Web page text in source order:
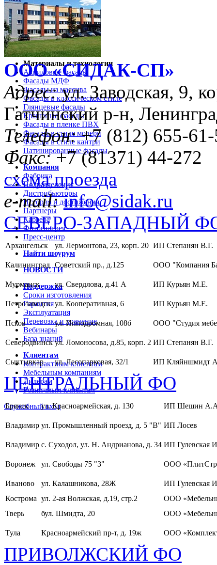
Кухни и мебель
Кухни Softline Marine
Кухни Сидак-СП
Гид по декорам
Материалы и технологии
Акриловые фасады
Фасады МДФ
Фасады из массива
Фасады в классическом стиле
Глянцевые фасады
Крашеные фасады
Фасады в пленке ПВХ
Фасады в стиле модерн
Фасады в стиле кантри
Патинированные фасады
Компания
Фабрика
Подразделения
Дистрибьюторы
История и достижения
Партнеры
Карьера
Фотогалерея
Пресс-центр
Найти шоурум
НОВОСТИ
Поддержка
Сроки изготовления
Гарантия
Эксплуатация
Перевозка и хранение
Вебинары
База знаний
Клиентам
Контрактным клиентам
Мебельным компаниям
Дилерам
Розничным клиентам
Служебный вход
ООО «CИДАК-СП»
Адрес:ул. Заводская, 9,
Гатчинский р-н,
Телефон:+7 (812) 655-
Факс:+7 (81371) 44-272
схема проезда
e-mail: info@sidak.ru
СЕВЕРО-ЗАПАДНЫЙ
Архангельск ул. Лермонтова, 23, корп. 20 ИП Степанян В.Г.
Калининград Советский пр., д.125 ООО "Компания
Мурманск ул. Свердлова, д.41 А ИП Курьян М.Е.
Петрозаводск ул. Кооперативная, 6 ИП Курьян М.Е.
Псков ул. Ипподромная, 108б ООО "Студия
Северодвинск ул. Ломоносова, д.85, корп. 2 ИП Степанян В.Г.
Сыктывкар ул. Лесопарковая, 32/1 ИП Кляйншмидт
ЦЕНТРАЛЬНЫЙ ФО
Брянск ул. Красноармейская, д. 130 ИП Шешин
Владимир ул. Промышленный проезд, д. 5 "В" ИП Лосев
Владимир с. Суходол, ул. Н. Андрианова, д. 34 ИП Гулевская
Воронеж ул. Свободы 75 "З" ООО
Иваново ул. Калашникова, 28Ж
ИП Гулевская
Кострома ул. 2-ая Волжская, д.19, стр.2
ООО
Тверь
бул. Шмидта, 20 ООО
Тула Красноармейский пр-т, д. 19ж ООО
ПРИВОЛЖСКИЙ ФО